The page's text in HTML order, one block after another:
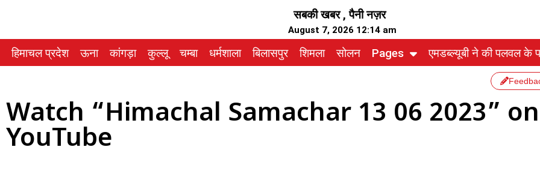
सबकी खबर , पैनी नज़र
August 7, 2026 12:14 am
हिमाचल प्रदेश ऊना कांगड़ा कुल्लू चम्बा धर्मशाला बिलासपुर शिमला सोलन Pages एमडब्ल्यूबी ने की पलवल के
Watch “Himachal Samachar 13 06 2023” on
YouTube